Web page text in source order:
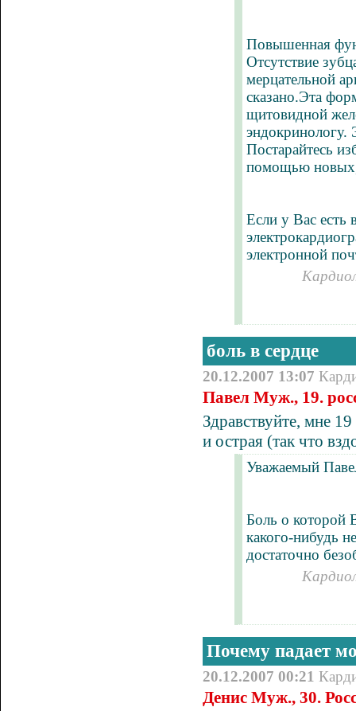
Повышенная
Отсутствие
мерцательной
сказано.Эта
щитовидной
эндокринологу.
Постарайтесь
помощью новых,
Если у Вас есть
электронной
боль в сердце
20.12.2007 13:07
Павел Муж., 19.
Здравствуйте, мне
и острая (так что
Уважаемый
Боль о которой
какого-нибудь
достаточно
Почему падает
20.12.2007 00:21
Денис Муж., 30.